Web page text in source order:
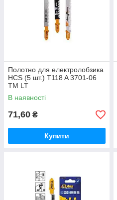
Полотно для електролобзика
HCS (5 шт.) T118 A 3701-06
ТМ LT
В наявності
71,60 ₴
Купити